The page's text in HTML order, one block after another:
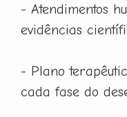
- Atendimentos
evidências
- Plano
cada fase do